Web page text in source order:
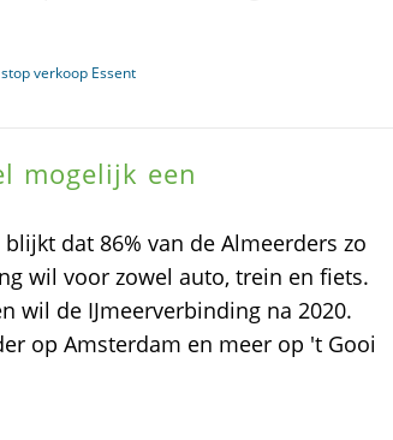
verkoop Essent
mogelijk een
dat 86% van de Almeerders zo
wil voor zowel auto, trein en fiets.
wil de IJmeerverbinding na 2020.
op Amsterdam en meer op 't Gooi